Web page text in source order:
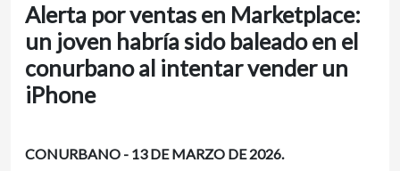
Alerta por ventas en Marketplace:
un joven habría sido baleado en el
conurbano al intentar vender un
iPhone
CONURBANO - 13 DE MARZO DE 2026.